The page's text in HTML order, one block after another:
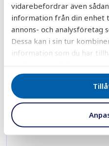
vidarebefordrar även
information från din enhet
annons- och analysföretag
Dessa kan i sin tur
information som du har
Järnfilter &
C100 Deluxe
24,900 kr